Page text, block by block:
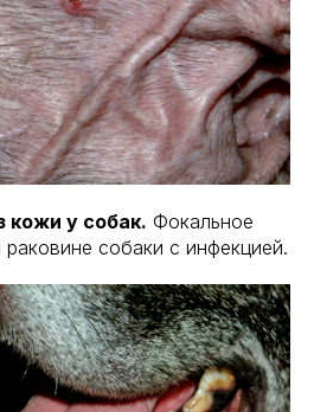
кожи у собак. Фокальное
собаки с инфекцией.